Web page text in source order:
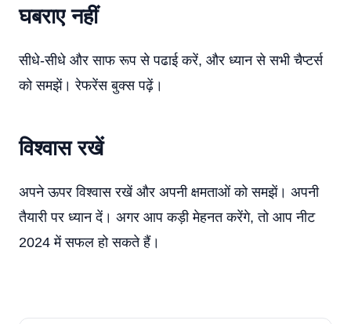
घबराए नहीं
सीधे-सीधे और साफ रूप से पढाई करें, और ध्यान से सभी चैप्टर्स
को समझें। रेफरेंस बुक्स पढ़ें।
विश्वास रखें
अपने ऊपर विश्वास रखें और अपनी क्षमताओं को समझें। अपनी
तैयारी पर ध्यान दें। अगर आप कड़ी मेहनत करेंगे, तो आप नीट
2024 में सफल हो सकते हैं।